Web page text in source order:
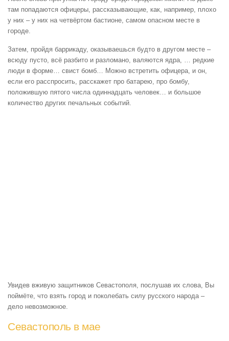
там попадаются офицеры, рассказывающие, как, например, плохо
у них – у них на четвёртом бастионе, самом опасном месте в
городе.
Затем, пройдя баррикаду, оказываешься будто в другом месте –
всюду пусто, всё разбито и разломано, валяются ядра, … редкие
люди в форме… свист бомб… Можно встретить офицера, и он,
если его расспросить, расскажет про батарею, про бомбу,
положившую пятого числа одиннадцать человек… и большое
количество других печальных событий.
Увидев вживую защитников Севастополя, послушав их слова, Вы
поймёте, что взять город и поколебать силу русского народа –
дело невозможное.
Севастополь в мае